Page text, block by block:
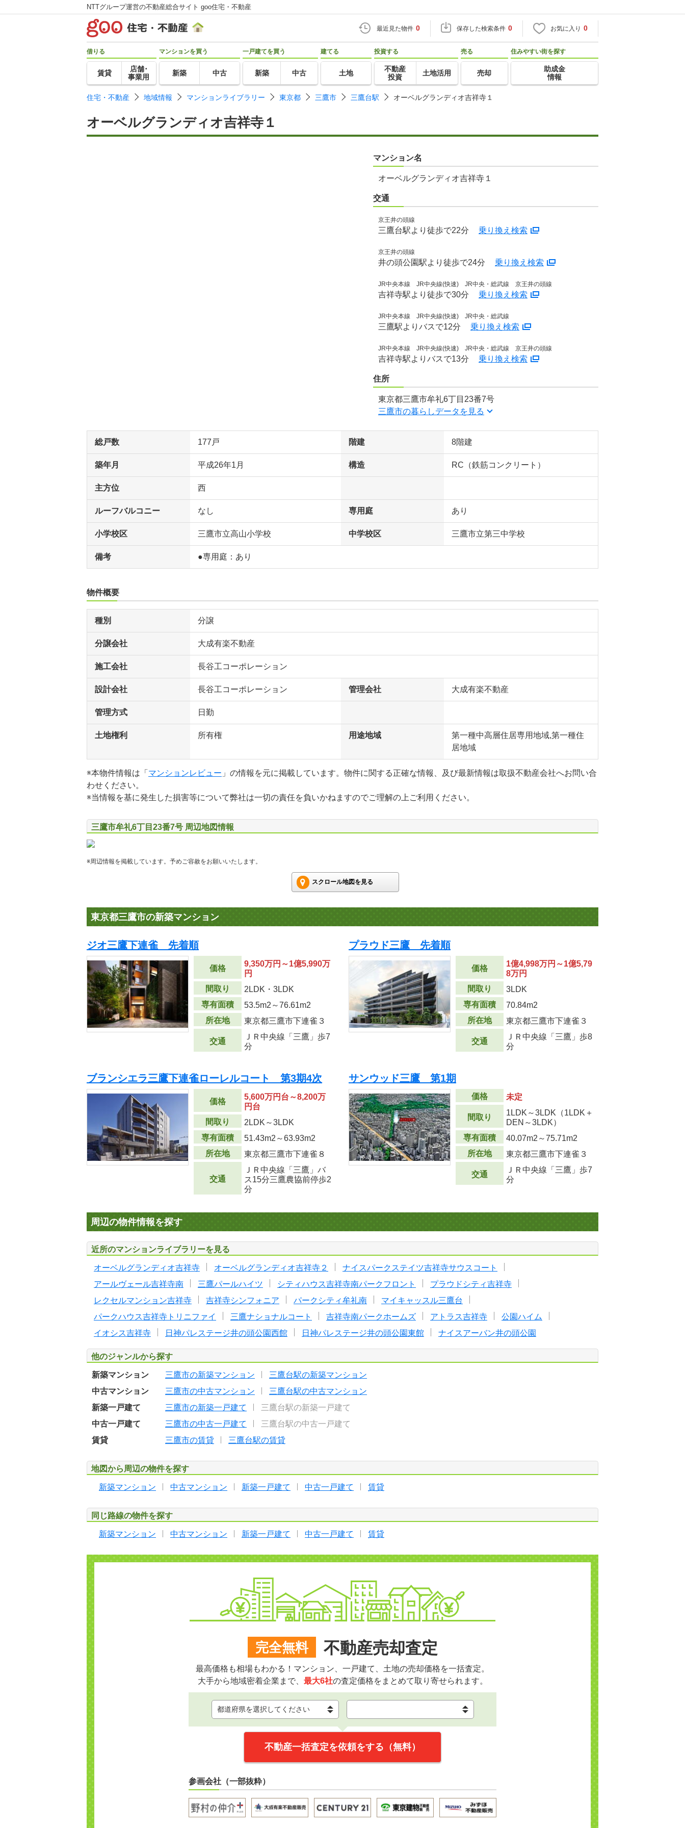
NTTグループ運営の不動産総合サイト goo住宅・不動産
最近見た物件 0 保存した検索条件 0 お気に入り 0
借りる
賃貸
店舗･
事業用
マンションを買う
新築 中古
一戸建てを買う
新築 中古
建てる
土地
投資する
不動産
投資
土地活用
売る
売却
住みやすい街を探す
助成金
情報
住宅・不動産 地域情報 マンションライブラリー 東京都 三鷹市 三鷹台駅 オーベルグランディオ吉祥寺１
オーベルグランディオ吉祥寺１
マンション名
オーベルグランディオ吉祥寺１
交通
京王井の頭線
三鷹台駅より徒歩で22分 乗り換え検索
京王井の頭線
井の頭公園駅より徒歩で24分 乗り換え検索
JR中央本線 JR中央線(快速) JR中央・総武線 京王井の頭線
吉祥寺駅より徒歩で30分 乗り換え検索
JR中央本線 JR中央線(快速) JR中央・総武線
三鷹駅よりバスで12分 乗り換え検索
JR中央本線 JR中央線(快速) JR中央・総武線 京王井の頭線
吉祥寺駅よりバスで13分 乗り換え検索
住所
東京都三鷹市牟礼6丁目23番7号
三鷹市の暮らしデータを見る
総戸数 177戸 階建 8階建
築年月 平成26年1月 構造 RC（鉄筋コンクリート）
主方位 西
ルーフバルコニー なし 専用庭 あり
小学校区 三鷹市立高山小学校 中学校区 三鷹市立第三中学校
備考 ●専用庭：あり
物件概要
種別 分譲
分譲会社 大成有楽不動産
施工会社 長谷工コーポレーション
設計会社 長谷工コーポレーション 管理会社 大成有楽不動産
管理方式 日勤
土地権利 所有権 用途地域
第一種中高層住居専用地域,第一種住
居地域
※本物件情報は「 マンションレビュー 」の情報を元に掲載しています。物件に関する正確な情報、及び最新情報は取扱不動産会社へお問い合
わせください。
※当情報を基に発生した損害等について弊社は一切の責任を負いかねますのでご理解の上ご利用ください。
三鷹市牟礼6丁目23番7号 周辺地図情報
※周辺情報を掲載しています。予めご容赦をお願いいたします。
スクロール地図を見る
東京都三鷹市の新築マンション
ジオ三鷹下連雀 先着順
価格
9,350万円～1億5,990万
円
間取り
2LDK・3LDK
専有面積
53.5m2 ～76.61m2
所在地
東京都三鷹市下連雀３
交通
ＪＲ中央線「三鷹」歩7
分
プラウド三鷹 先着順
価格
1億4,998万円～1億5,79
8万円
間取り
3LDK
専有面積
70.84m2
所在地
東京都三鷹市下連雀３
交通
ＪＲ中央線「三鷹」歩8
分
ブランシエラ三鷹下連雀ローレルコート 第3期4次
価格
5,600万円台～8,200万
円台
間取り
2LDK～3LDK
専有面積
51.43m2 ～63.93m2
所在地
東京都三鷹市下連雀８
交通
ＪＲ中央線「三鷹」バ
ス15分三鷹農協前停歩2
分
サンウッド三鷹 第1期
価格 未定
間取り
1LDK～3LDK（1LDK＋
DEN～3LDK）
専有面積
40.07m2 ～75.71m2
所在地
東京都三鷹市下連雀３
交通
ＪＲ中央線「三鷹」歩7
分
周辺の物件情報を探す
近所のマンションライブラリーを見る
オーベルグランディオ吉祥寺 オーベルグランディオ吉祥寺２
ナイスパークステイツ吉祥寺サウスコート
アールヴェール吉祥寺南
三鷹パールハイツ シティハウス吉祥寺南パークフロント
プラウドシティ吉祥寺
レクセルマンション吉祥寺
吉祥寺シンフォニア パークシティ牟礼南
マイキャッスル三鷹台
パークハウス吉祥寺トリニファイ
三鷹ナショナルコート 吉祥寺南パークホームズ アトラス吉祥寺
公園ハイム
イオシス吉祥寺
日神パレステージ井の頭公園西館 日神パレステージ井の頭公園東館 ナイスアーバン井の頭公園
他のジャンルから探す
新築マンション 三鷹市の新築マンション
三鷹台駅の新築マンション
中古マンション
三鷹市の中古マンション
三鷹台駅の中古マンション
新築一戸建て
三鷹市の新築一戸建て
三鷹台駅の新築一戸建て
中古一戸建て
三鷹市の中古一戸建て
三鷹台駅の中古一戸建て
賃貸
三鷹市の賃貸 三鷹台駅の賃貸
地図から周辺の物件を探す
新築マンション 中古マンション 新築一戸建て 中古一戸建て 賃貸
同じ路線の物件を探す
新築マンション 中古マンション 新築一戸建て 中古一戸建て 賃貸
完全無料 不動産売却査定
最高価格も相場もわかる！マンション、一戸建て、土地の売却価格を一括査定。
大手から地域密着企業まで、 最大6社の査定価格をまとめて取り寄せられます。
不動産一括査定を依頼をする（無料）
参画会社（一部抜粋）